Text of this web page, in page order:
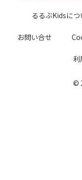
るるぶKidsにつ
お問い合せ
©